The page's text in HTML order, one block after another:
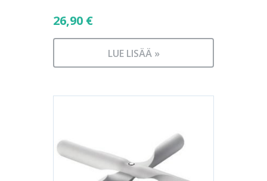
26,90 €
LUE LISÄÄ »